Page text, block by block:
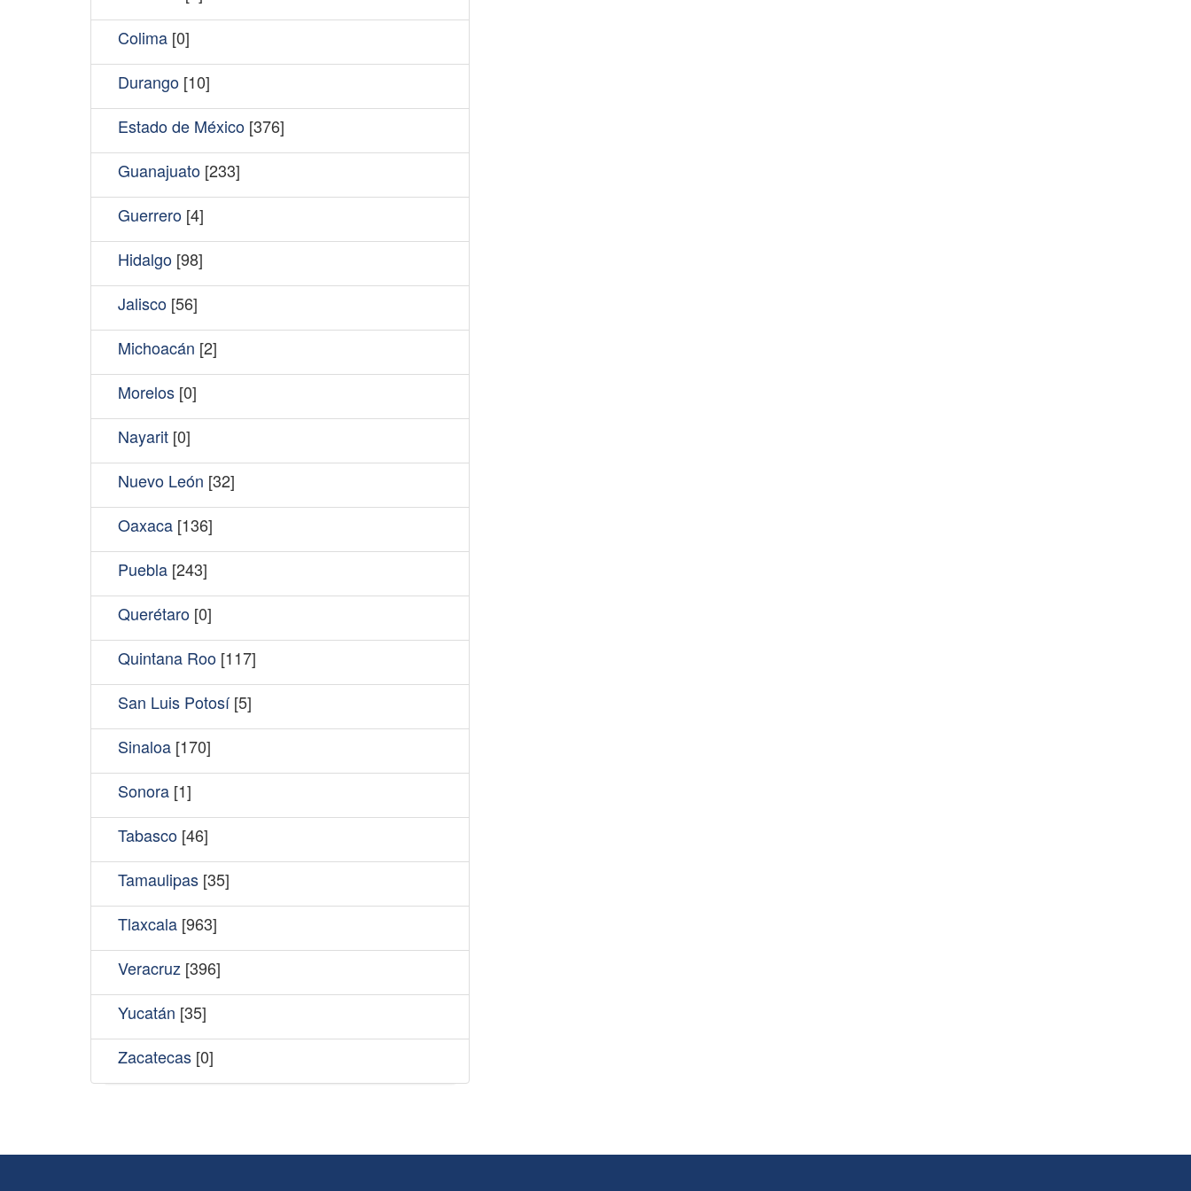
Colima [0]
Durango [10]
Estado de México [376]
Guanajuato [233]
Guerrero [4]
Hidalgo [98]
Jalisco [56]
Michoacán [2]
Morelos [0]
Nayarit [0]
Nuevo León [32]
Oaxaca [136]
Puebla [243]
Querétaro [0]
Quintana Roo [117]
San Luis Potosí[5]
Sinaloa [170]
Sonora [1]
Tabasco [46]
Tamaulipas [35]
Tlaxcala [963]
Veracruz [396]
Yucatán [35]
Zacatecas [0]